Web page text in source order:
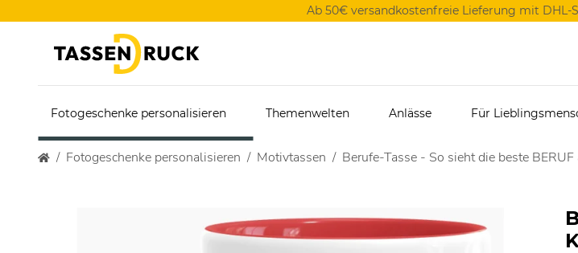
Ab 50€ versandkostenfreie Lieferung mit DHL-
Fotogeschenke personalisieren Themenwelten Anlässe Für
Fotogeschenke personalisieren Motivtassen Berufe-Tasse - So sieht die beste